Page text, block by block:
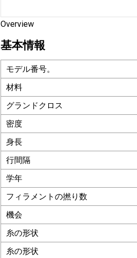
Overview
基本情報
モデル番号。
材料
グランドクロス
密度
身長
行間隔
学年
フィラメントの撚り数
機会
糸の形状
糸の形状